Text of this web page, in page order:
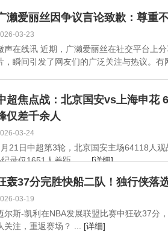
濑爱丽丝因争议言论致歉：尊重
03-23
声在线讯 近期，广濑爱丽丝在社交平台上
，瞬间引发了网友们的广泛关注与热议。
超焦点战：北京国安vs上海申花
仅差千余人
03-24
21日中超第3轮，北京国安主场64118人
录仅1651人差距。 ...[详细]
轰37分完胜快船二队！独行侠落
03-19
尔斯-凯利在NBA发展联盟比赛中狂砍37分
关注，重返赛场？ ... [详细]